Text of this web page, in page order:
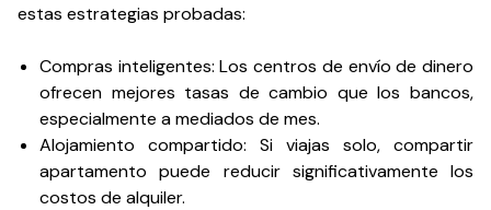
estas estrategias probadas:
Compras inteligentes: Los centros de envío de dinero
ofrecen mejores tasas de cambio que los bancos,
especialmente a mediados de mes.
Alojamiento compartido: Si viajas solo, compartir
apartamento puede reducir significativamente los
costos de alquiler.